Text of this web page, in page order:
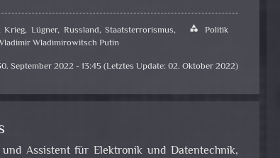
,Krieg, Lügner, Russland,Staatsterrorismus,
Wladimirowitsch Putin
category Politik
September 2022 - 13:45 (Letztes Update: 02. Oktober 2022)
Assistent für Elektronik und Datentechnik,